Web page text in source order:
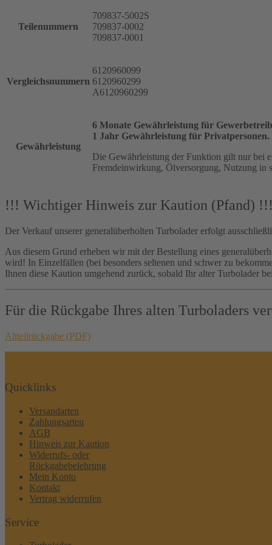
Teilenummern
709837-5002S
709837-0002
709837-0001
Vergleichsnummern
6120960099
6120960299
A6120960299
Gewährleistung
6 Monate Gewährleistung für
1 Jahr Gewährleistung für Privatpersonen.
Die Gewährleistung der Funktion gilt nur bei
Fremdeinwirkung, Ölversorgung, Nutzung in
!!! Wichtiger Hinweis zur Kaution (Pfand) !!!
Der Verkauf unserer generalüberholten Turbolader erfolgt
Aus diesem Grund erheben wir mit der Bestellung eines
wird! In Einzelfällen (bei besonders seltenen und schwer zu
Ihnen diese Kaution umgehend zurück, sobald Ihr alter Turbolader
Für die Rückgabe Ihres alten Turboladers
Altteilrückgabe (PDF)
Quicklinks
Versandarten
Zahlungsarten
AGB
Hinweis zur Kaution
Widerrufs- oder
Rückgabebelehrung
Mein Konto
Kontakt
Vertrag widerrufen
Service